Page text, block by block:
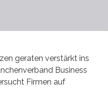
geraten verstärkt ins
Business
Firmen auf